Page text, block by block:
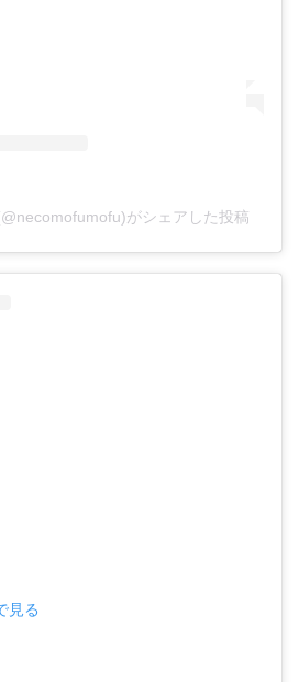
がシェアした投稿
見る